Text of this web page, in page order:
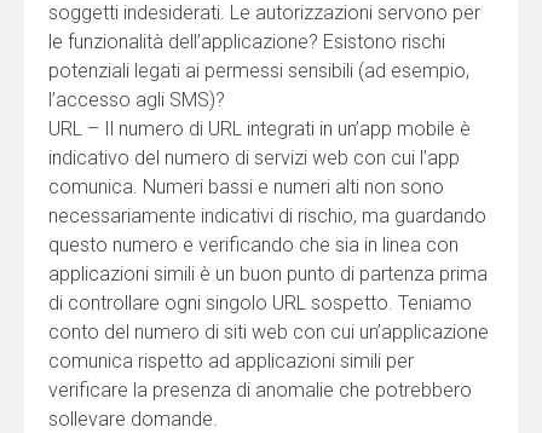
soggetti indesiderati. Le autorizzazioni servono per
le funzionalità dell’applicazione? Esistono rischi
potenziali legati ai permessi sensibili (ad esempio,
l’accesso agli SMS)?
URL – Il numero di URL integrati in un’app mobile è
indicativo del numero di servizi web con cui l’app
comunica. Numeri bassi e numeri alti non sono
necessariamente indicativi di rischio, ma guardando
questo numero e verificando che sia in linea con
applicazioni simili è un buon punto di partenza prima
di controllare ogni singolo URL sospetto. Teniamo
conto del numero di siti web con cui un’applicazione
comunica rispetto ad applicazioni simili per
verificare la presenza di anomalie che potrebbero
sollevare domande.